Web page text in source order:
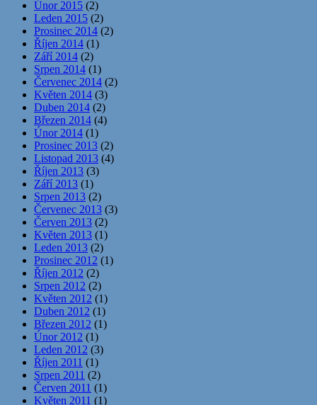
Únor 2015 (2)
Leden 2015 (2)
Prosinec 2014 (2)
Říjen 2014 (1)
Září 2014 (2)
Srpen 2014 (1)
Červenec 2014 (2)
Květen 2014 (3)
Duben 2014 (2)
Březen 2014 (4)
Únor 2014 (1)
Prosinec 2013 (2)
Listopad 2013 (4)
Říjen 2013 (3)
Září 2013 (1)
Srpen 2013 (2)
Červenec 2013 (3)
Červen 2013 (2)
Květen 2013 (1)
Leden 2013 (2)
Prosinec 2012 (1)
Říjen 2012 (2)
Srpen 2012 (2)
Květen 2012 (1)
Duben 2012 (1)
Březen 2012 (1)
Únor 2012 (1)
Leden 2012 (3)
Říjen 2011 (1)
Srpen 2011 (2)
Červen 2011 (1)
Květen 2011 (1)